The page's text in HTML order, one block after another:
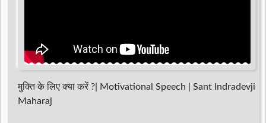
मुक्ति के लिए क्या करें ?| Motivational Speech | Sant Indradevji
Maharaj